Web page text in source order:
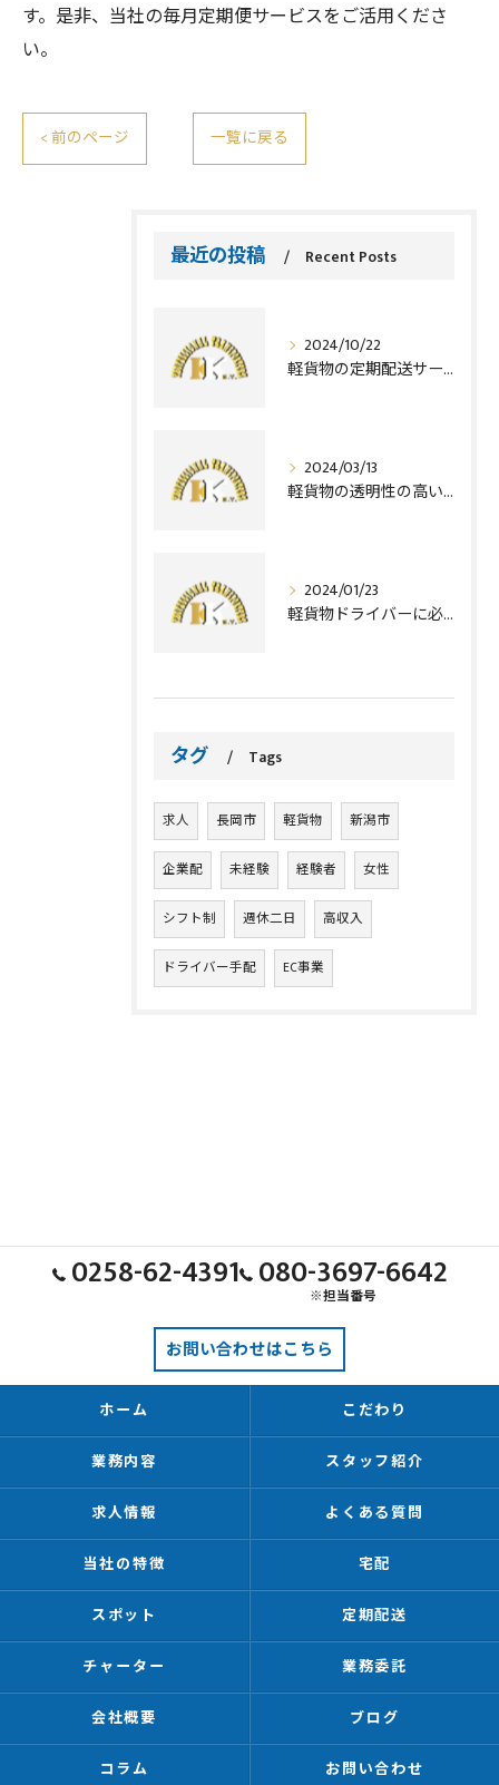
す。是非、当社の毎月定期便サービスをご活用くださ
い。
< 前のページ 一覧に戻る
最近の投稿 Recent Posts
2024/10/22
軽貨物の定期配送サービスで安心の配達を
2024/03/13
軽貨物の透明性の高い宅配サービスとは？
2024/01/23
軽貨物ドライバーに必要な資格とは？
タグ Tags
求人 長岡市 軽貨物 新潟市
企業配 未経験 経験者 女性
シフト制 週休二日 高収入
ドライバー手配 EC事業
0258-62-4391 080-3697-6642
※担当番号
お問い合わせはこちら
ホーム こだわり
業務内容 スタッフ紹介
求人情報 よくある質問
当社の特徴 宅配
スポット 定期配送
チャーター 業務委託
会社概要 ブログ
コラム お問い合わせ